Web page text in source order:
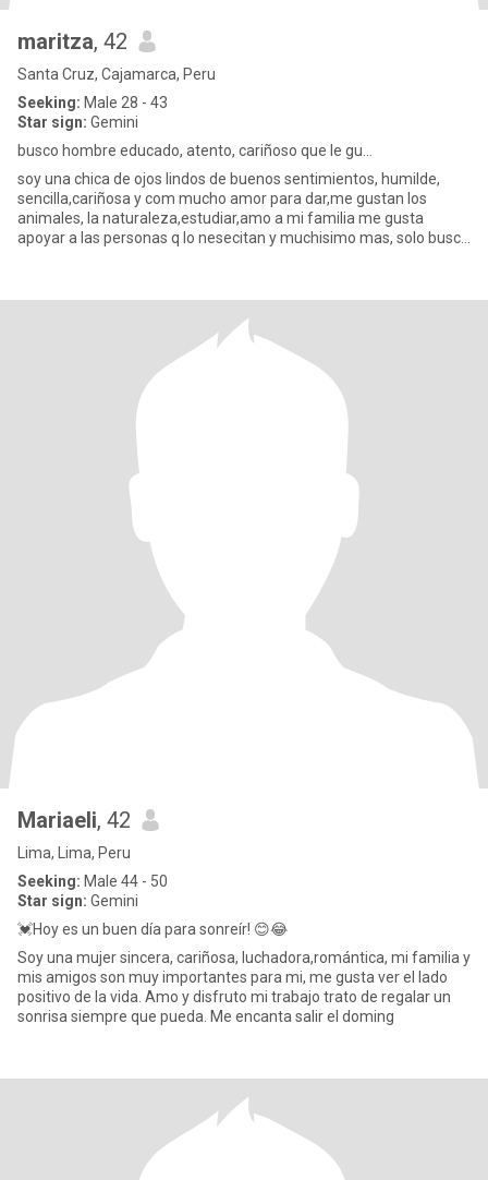
maritza, 42
Santa Cruz, Cajamarca, Peru
Seeking: Male 28 - 43
Star sign: Gemini
busco hombre educado, atento, cariñoso que le gu...
soy una chica de ojos lindos de buenos sentimientos, humilde,
sencilla,cariñosa y com mucho amor para dar,me gustan los
animales, la naturaleza,estudiar,amo a mi familia me gusta
apoyar a las personas q lo nesecitan y muchisimo mas, solo busco
Mariaeli, 42
Lima, Lima, Peru
Seeking: Male 44 - 50
Star sign: Gemini
💓Hoy es un buen día para sonreír! 😊😂
Soy una mujer sincera, cariñosa, luchadora,romántica, mi familia y
mis amigos son muy importantes para mi, me gusta ver el lado
positivo de la vida. Amo y disfruto mi trabajo trato de regalar un
sonrisa siempre que pueda. Me encanta salir el doming